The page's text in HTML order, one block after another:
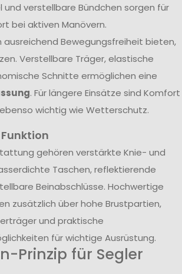
verstellbare Bündchen sorgen für
bei aktiven Manövern.
ausreichend Bewegungsfreiheit bieten,
Verstellbare Träger, elastische
Schnitte ermöglichen eine
. Für längere Einsätze sind Komfort
wichtig wie Wetterschutz.
gehören verstärkte Knie- und
Taschen, reflektierende
Beinabschlüsse. Hochwertige
zusätzlich über hohe Brustpartien,
und praktische
für wichtige Ausrüstung.
Prinzip für Segler